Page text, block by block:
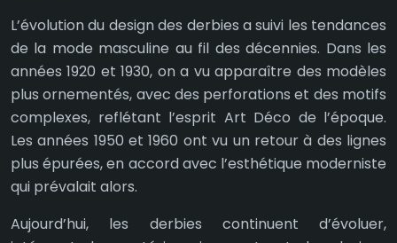
L’évolution du design des derbies a suivi les tendances
de la mode masculine au fil des décennies. Dans les
années 1920 et 1930, on a vu apparaître des modèles
plus ornementés, avec des perforations et des motifs
complexes, reflétant l’esprit Art Déco de l’époque.
Les années 1950 et 1960 ont vu un retour à des lignes
plus épurées, en accord avec l’esthétique moderniste
qui prévalait alors.
Aujourd’hui, les derbies continuent d’évoluer,